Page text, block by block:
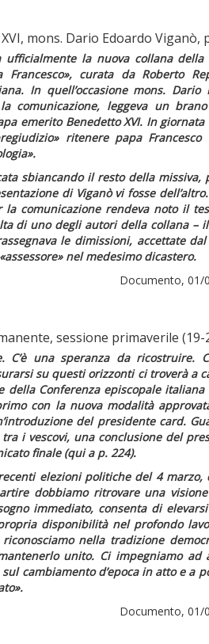
mons. Dario Edoardo Viganò,
la nuova collana
curata da Roberto
In quell’occasione mons. Dario
comunicazione, leggeva un
emerito Benedetto XVI. In giornata
ritenere papa Francesco
sbiancando il resto della missiva,
di Viganò vi fosse dell’altro.
comunicazione rendeva noto il
di uno degli autori della collana –
le dimissioni, accettate
«assessore»nel medesimo dicastero.
Documento, 01/
sessione primaverile (19-
C’è una speranza da ricostruire.
su questi orizzonti ci troverà a
della Conferenza episcopale italiana
con la nuova modalità
del presidente card.
i vescovi, una conclusione del
finale (quia p. 224).
elezioni politiche del 4 marzo,
dobbiamo ritrovare una
immediato, consenta di
disponibilità nel profondo
riconosciamo nella tradizione
unito. Ci impegniamo ad
cambiamento d’epoca in atto e a
.
Documento, 01/